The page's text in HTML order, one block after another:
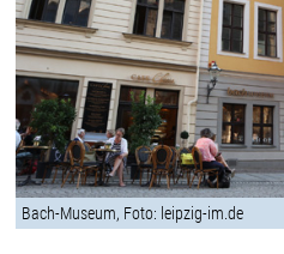
Bach-Museum, Foto: leipzig-im.de